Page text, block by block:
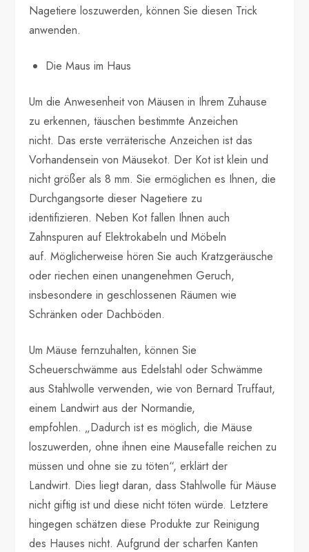
Nagetiere loszuwerden, können Sie diesen Trick
anwenden.
Die Maus im Haus
Um die Anwesenheit von Mäusen in Ihrem Zuhause
zu erkennen, täuschen bestimmte Anzeichen
nicht. Das erste verräterische Anzeichen ist das
Vorhandensein von Mäusekot. Der Kot ist klein und
nicht größer als 8 mm. Sie ermöglichen es Ihnen, die
Durchgangsorte dieser Nagetiere zu
identifizieren. Neben Kot fallen Ihnen auch
Zahnspuren auf Elektrokabeln und Möbeln
auf. Möglicherweise hören Sie auch Kratzgeräusche
oder riechen einen unangenehmen Geruch,
insbesondere in geschlossenen Räumen wie
Schränken oder Dachböden.
Um Mäuse fernzuhalten, können Sie
Scheuerschwämme aus Edelstahl oder Schwämme
aus Stahlwolle verwenden, wie von Bernard Truffaut,
einem Landwirt aus der Normandie,
empfohlen. „Dadurch ist es möglich, die Mäuse
loszuwerden, ohne ihnen eine Mausefalle reichen zu
müssen und ohne sie zu töten“, erklärt der
Landwirt. Dies liegt daran, dass Stahlwolle für Mäuse
nicht giftig ist und diese nicht töten würde. Letztere
hingegen schätzen diese Produkte zur Reinigung
des Hauses nicht. Aufgrund der scharfen Kanten